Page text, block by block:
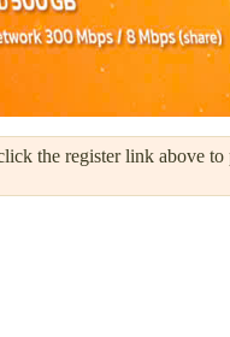
the register link above